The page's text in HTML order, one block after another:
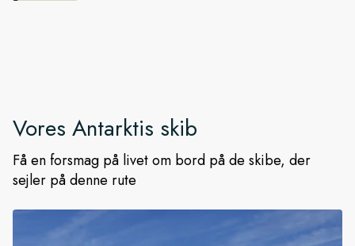
Vores Antarktis skib
Få en forsmag på livet om bord på de skibe, der
sejler på denne rute